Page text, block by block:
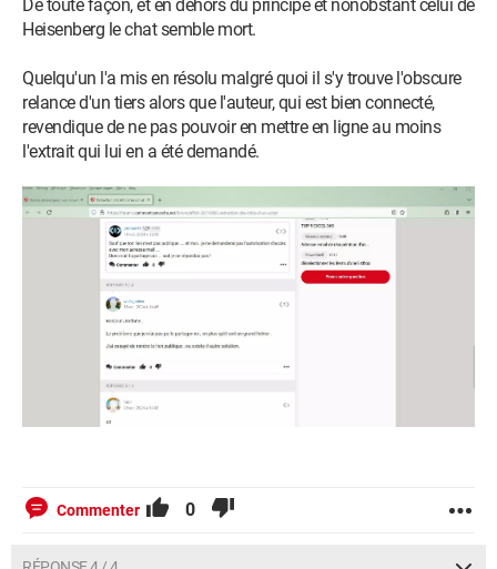
De toute façon, et en dehors du principe et nonobstant celui de
Heisenberg le chat semble mort.
Quelqu'un l'a mis en résolu malgré quoi il s'y trouve l'obscure
relance d'un tiers alors que l'auteur, qui est bien connecté,
revendique de ne pas pouvoir en mettre en ligne au moins
l'extrait qui lui en a été demandé.
Commenter 0